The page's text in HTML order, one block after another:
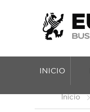
INICIO
Inicio